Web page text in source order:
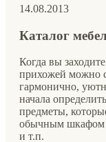
14.08.2013
Каталог
Когда вы
прихожей можно
гармонично,
начала
предметы,
обычным шкафом
и т.п.